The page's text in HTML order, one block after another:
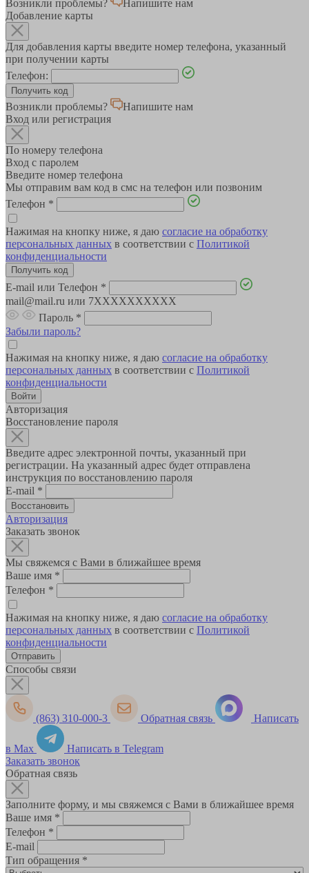
Возникли проблемы?
Напишите нам
Добавление карты
Для добавления карты введите номер телефона, указанный
при получении карты
Телефон:
Возникли проблемы?
Напишите нам
Вход или регистрация
По номеру телефона
Вход с паролем
Введите номер телефона
Мы отправим вам код в смс на телефон или позвоним
Телефон *
Нажимая на кнопку ниже, я даю согласие на обработку
персональных данных в соответствии с Политикой
конфиденциальности
E-mail или Телефон *
mail@mail.ru или 7XXXXXXXXXX
Пароль *
Забыли пароль?
Нажимая на кнопку ниже, я даю согласие на обработку
персональных данных в соответствии с Политикой
конфиденциальности
Авторизация
Восстановление пароля
Введите адрес электронной почты, указанный при
регистрации. На указанный адрес будет отправлена
инструкция по восстановлению пароля
E-mail *
Авторизация
Заказать звонок
Мы свяжемся с Вами в ближайшее время
Ваше имя *
Телефон *
Нажимая на кнопку ниже, я даю согласие на обработку
персональных данных в соответствии с Политикой
конфиденциальности
Способы связи
(863) 310-000-3 Обратная связь Написать
в Max
Написать в Telegram
Заказать звонок
Обратная связь
Заполните форму, и мы свяжемся с Вами в ближайшее время
Ваше имя *
Телефон *
E-mail
Тип обращения *